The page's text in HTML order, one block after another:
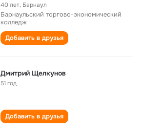
40 лет, Барнаул
Барнаульский торгово-экономический
колледж
Добавить в друзья
Дмитрий Щелкунов
51 год
Добавить в друзья